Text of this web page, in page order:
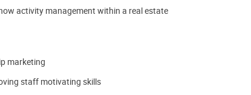
activity management within a real estate
marketing
staff motivating skills